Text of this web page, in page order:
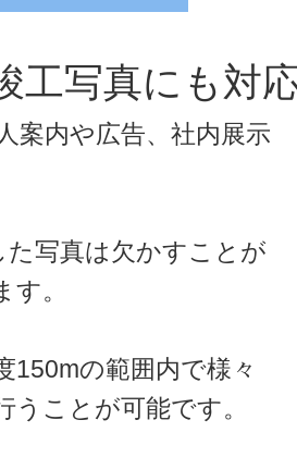
工写真にも対
案内や広告、社内展示
写真は欠かすことが
。
150mの範囲内で様々
うことが可能です。